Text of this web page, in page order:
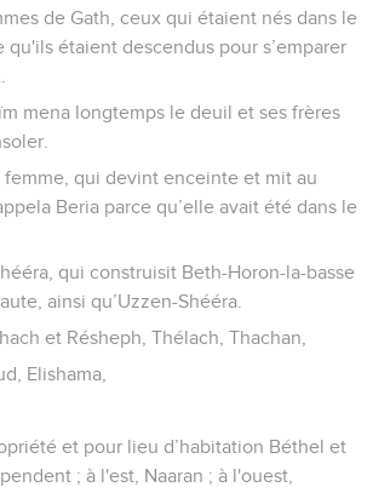
de Gath, ceux qui étaient nés dans le
qu'ils étaient descendus pour s’emparer
mena longtemps le deuil et ses frères
femme, qui devint enceinte et mit au
Beria parce qu’elle avait été dans le
qui construisit Beth-Horon-la-basse
ainsi qu’Uzzen-Shééra.
et Résheph, Thélach, Thachan,
Elishama,
et pour lieu d’habitation Béthel et
; à l'est, Naaran ; à l'ouest,